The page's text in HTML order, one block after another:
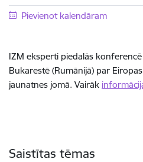
Pievienot kalendāram
IZM eksperti piedalās
Bukarestē (Rumānijā) par
jaunatnes jomā. Vairāk
Saistītas tēmas